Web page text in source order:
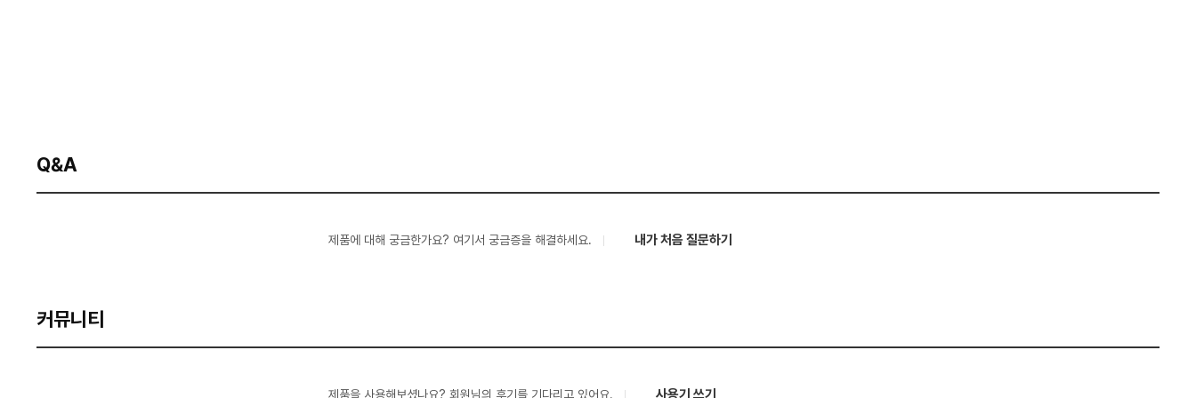
Q&A
제품에 대해 궁금한가요? 여기서 궁금증을 해결하세요. 내가 처음 질문하기
커뮤니티
제품을 사용해보셨나요? 회원님의 후기를 기다리고 있어요. 사용기 쓰기